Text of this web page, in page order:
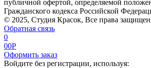
публичной офертой, определяемой
Гражданского кодекса Российской
© 2025, Студия Красок, Все права
Обратная связь
0
00P
Оформить заказ
Войдите без регистрации, используя: